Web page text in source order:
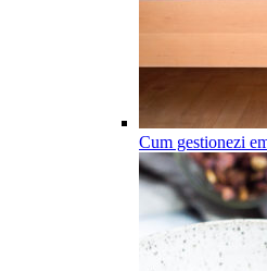
Cum gestionezi